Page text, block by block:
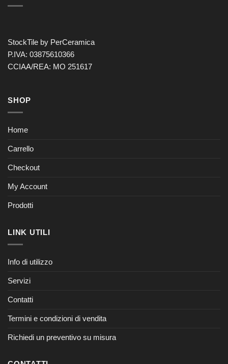
StockTile by PerCeramica
P.IVA: 03875610366
CCIAA/REA: MO 251617
SHOP
Home
Carrello
Checkout
My Account
Prodotti
LINK UTILI
Info di utilizzo
Servizi
Contatti
Termini e condizioni di vendita
Richiedi un preventivo su misura